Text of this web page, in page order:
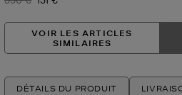
VOIR LES ARTICLES
SIMILAIRES
DÉTAILS DU PRODUIT